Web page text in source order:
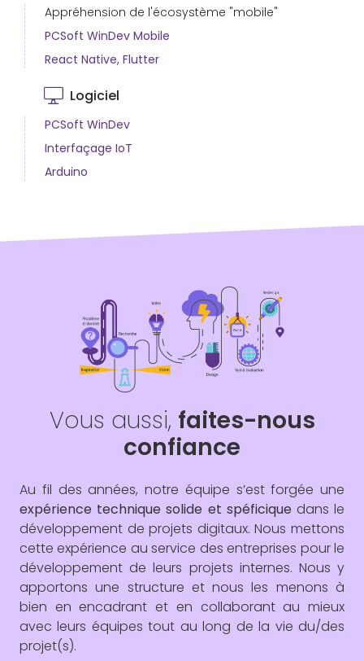
Appréhension de l'écosystème "mobile"
PCSoft WinDev Mobile
React Native, Flutter
Logiciel
PCSoft WinDev
Interfaçage IoT
Arduino
Vous aussi, faites-nous
confiance
Au fil des années, notre équipe s’est forgée une
expérience technique solide et spéficiquedans le
développement de projets digitaux. Nous mettons
cette expérience au service des entreprises pour le
développement de leurs projets internes. Nous y
apportons une structure et nous les menons à
bien en encadrant et en collaborant au mieux
avec leurs équipes tout au long de la vie du/des
projet(s).